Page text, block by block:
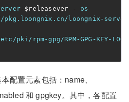
$releasever - os
loongnix-
rpm-gpg/RPM-GPG-KEY-
配置元素包括：name、
和 gpgkey。其中，各配置